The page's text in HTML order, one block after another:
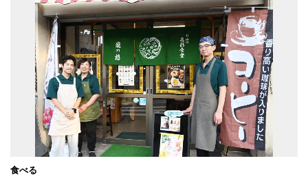
食べる